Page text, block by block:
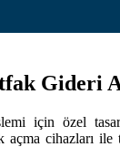
Gideri
için özel
açma cihazları